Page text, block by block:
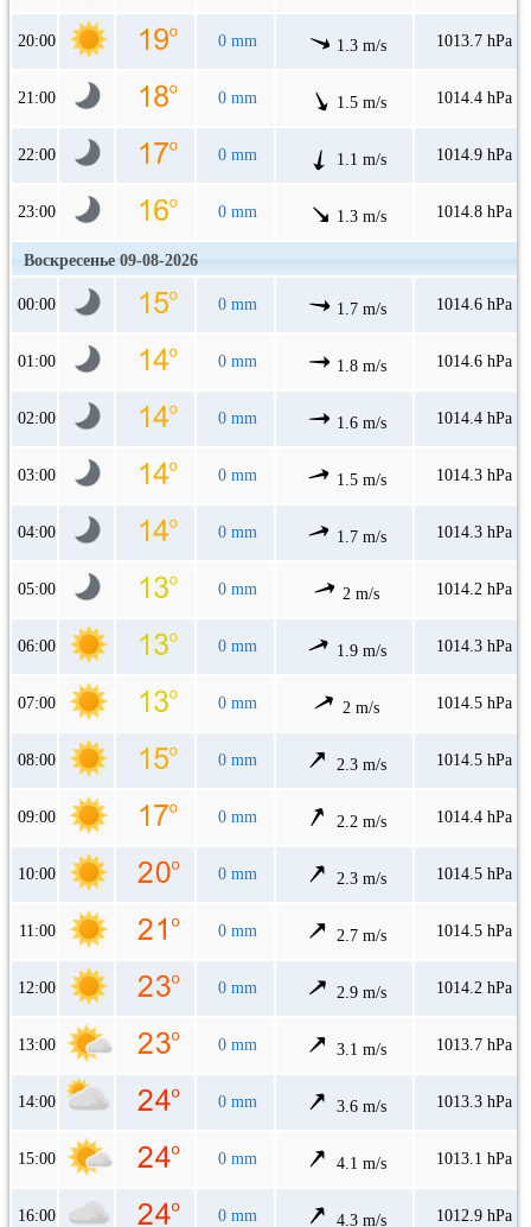
20:00 0 mm 1.3 m/s 1013.7 hPa
21:00 0 mm 1.5 m/s 1014.4 hPa
22:00 0 mm 1.1 m/s 1014.9 hPa
23:00 0 mm 1.3 m/s 1014.8 hPa
Воскресенье 09-08-2026
00:00 0 mm 1.7 m/s 1014.6 hPa
01:00 0 mm 1.8 m/s 1014.6 hPa
02:00 0 mm 1.6 m/s 1014.4 hPa
03:00 0 mm 1.5 m/s 1014.3 hPa
04:00 0 mm 1.7 m/s 1014.3 hPa
05:00 0 mm 2 m/s 1014.2 hPa
06:00 0 mm 1.9 m/s 1014.3 hPa
07:00 0 mm 2 m/s 1014.5 hPa
08:00 0 mm 2.3 m/s 1014.5 hPa
09:00 0 mm 2.2 m/s 1014.4 hPa
10:00 0 mm 2.3 m/s 1014.5 hPa
11:00 0 mm 2.7 m/s 1014.5 hPa
12:00 0 mm 2.9 m/s 1014.2 hPa
13:00 0 mm 3.1 m/s 1013.7 hPa
14:00 0 mm 3.6 m/s 1013.3 hPa
15:00 0 mm 4.1 m/s 1013.1 hPa
16:00 0 mm 4.3 m/s 1012.9 hPa